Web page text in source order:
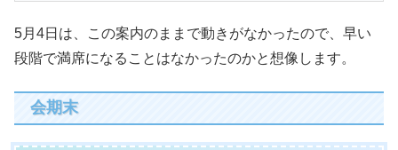
5月4日は、この案内のままで動きがなかったので、早い
段階で満席になることはなかったのかと想像します。
会期末